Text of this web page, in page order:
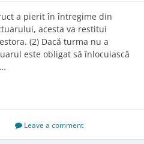
a pierit în întregime din
acesta va restitui
(2) Dacă turma nu a
este obligat să înlocuiască
Leave a comment